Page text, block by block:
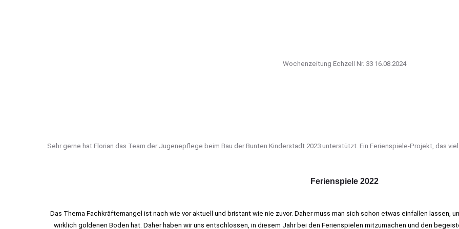
Wochenzeitung Echzell Nr. 33 16.08.2024
Sehr gerne hat Florian das Team der Jugenepflege beim Bau der Bunten Kinderstadt 2023 unterstützt. Ein Ferienspiele-Projekt, das
Ferienspiele 2022
Das Thema Fachkräftemangel ist nach wie vor aktuell und bristant wie nie zuvor. Daher muss man sich schon etwas einfallen lassen,
wirklich goldenen Boden hat. Daher haben wir uns entschlossen, in diesem Jahr bei den Ferienspielen mitzumachen und den